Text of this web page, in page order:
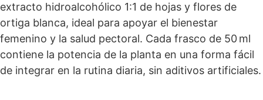
extracto hidroalcohólico 1:1 de hojas y flores de
ortiga blanca, ideal para apoyar el bienestar
femenino y la salud pectoral. Cada frasco de 50 ml
contiene la potencia de la planta en una forma fácil
de integrar en la rutina diaria, sin aditivos artificiales.